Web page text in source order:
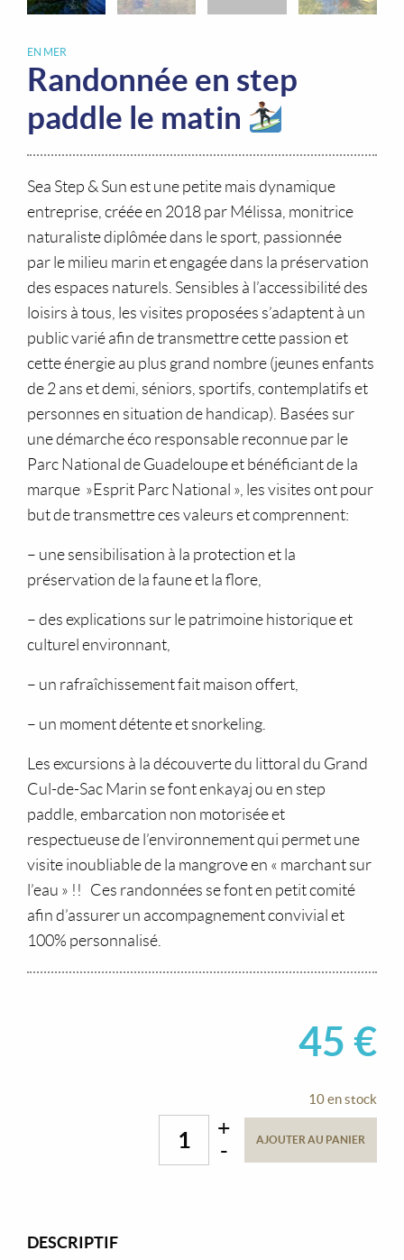
EN MER
Randonnée en step
paddle le matin
Sea Step & Sun est une petite mais dynamique
entreprise, créée en 2018 par Mélissa, monitrice
naturaliste diplômée dans le sport, passionnée
par le milieu marin et engagée dans la préservation
des espaces naturels. Sensibles à l’accessibilité des
loisirs à tous, les visites proposées s’adaptent à un
public varié afin de transmettre cette passion et
cette énergie au plus grand nombre (jeunes enfants
de 2 ans et demi, séniors, sportifs, contemplatifs et
personnes en situation de handicap). Basées sur
une démarche éco responsable reconnue par le
Parc National de Guadeloupe et bénéficiant de la
marque »Esprit Parc National », les visites ont pour
but de transmettre ces valeurs et comprennent:
– une sensibilisation à la protection et la
préservation de la faune et la flore,
– des explications sur le patrimoine historique et
culturel environnant,
– un rafraîchissement fait maison offert,
– un moment détente et snorkeling.
Les excursions à la découverte du littoral du Grand
Cul-de-Sac Marin se font enkayaj ou en step
paddle, embarcation non motorisée et
respectueuse de l’environnement qui permet une
visite inoubliable de la mangrove en « marchant sur
l’eau » !! Ces randonnées se font en petit comité
afin d’assurer un accompagnement convivial et
100% personnalisé.
45 €
10 en stock
quantité
+
-
AJOUTER AU PANIER
DESCRIPTIF